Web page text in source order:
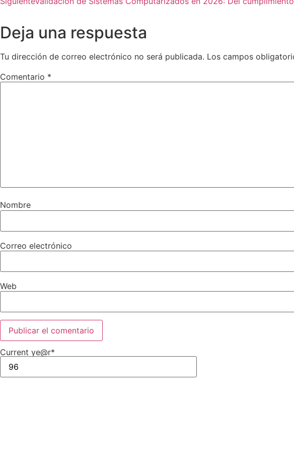
Deja una respuesta
Tu dirección de correo electrónico no será publicada. Los campos
Comentario *
Nombre
Correo electrónico
Web
Current ye@r*